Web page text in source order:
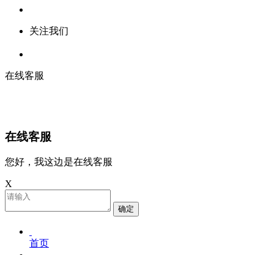
关注我们
在线客服
在线客服
您好，我这边是在线客服
X
确定
首页